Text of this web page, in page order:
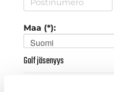
Maa (*):
Suomi
Golf jäsenyys